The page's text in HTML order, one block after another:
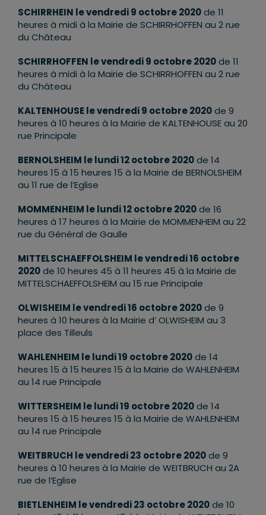
SCHIRRHEIN le vendredi 9 octobre 2020de 11
heures à midi à la Mairie de SCHIRRHOFFEN au 2 rue
du Château
SCHIRRHOFFEN le vendredi 9 octobre 2020de 11
heures à midi à la Mairie de SCHIRRHOFFEN au 2 rue
du Château
KALTENHOUSE le vendredi 9 octobre 2020de 9
heures à 10 heures à la Mairie de KALTENHOUSE au 20
rue Principale
BERNOLSHEIM le lundi 12 octobre 2020de 14
heures 15 à 15 heures 15 à la Mairie de BERNOLSHEIM
au 11 rue de l’Eglise
MOMMENHEIM le lundi 12 octobre 2020de 16
heures à 17 heures à la Mairie de MOMMENHEIM au 22
rue du Général de Gaulle
MITTELSCHAEFFOLSHEIM le vendredi 16 octobre
2020de 10 heures 45 à 11 heures 45 à la Mairie de
MITTELSCHAEFFOLSHEIM au 15 rue Principale
OLWISHEIM le vendredi 16 octobre 2020de 9
heures à 10 heures à la Mairie d’ OLWISHEIM au 3
place des Tilleuls
WAHLENHEIM le lundi 19 octobre 2020de 14
heures 15 à 15 heures 15 à la Mairie de WAHLENHEIM
au 14 rue Principale
WITTERSHEIM le lundi 19 octobre 2020de 14
heures 15 à 15 heures 15 à la Mairie de WAHLENHEIM
au 14 rue Principale
WEITBRUCH le vendredi 23 octobre 2020de 9
heures à 10 heures à la Mairie de WEITBRUCH au 2A
rue de l’Eglise
BIETLENHEIM le vendredi 23 octobre 2020de 10